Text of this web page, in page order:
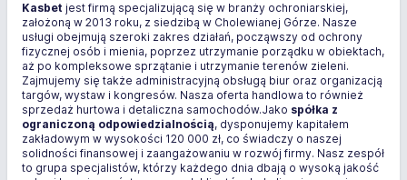
Kasbet jest firmą specjalizującą się w branży ochroniarskiej,
założoną w 2013 roku, z siedzibą w Cholewianej Górze. Nasze
usługi obejmują szeroki zakres działań, począwszy od ochrony
fizycznej osób i mienia, poprzez utrzymanie porządku w obiektach,
aż po kompleksowe sprzątanie i utrzymanie terenów zieleni.
Zajmujemy się także administracyjną obsługą biur oraz organizacją
targów, wystaw i kongresów. Nasza oferta handlowa to również
sprzedaż hurtowa i detaliczna samochodów.Jako spółka z
ograniczoną odpowiedzialnością, dysponujemy kapitałem
zakładowym w wysokości 120 000 zł, co świadczy o naszej
solidności finansowej i zaangażowaniu w rozwój firmy. Nasz zespół
to grupa specjalistów, którzy każdego dnia dbają o wysoką jakość